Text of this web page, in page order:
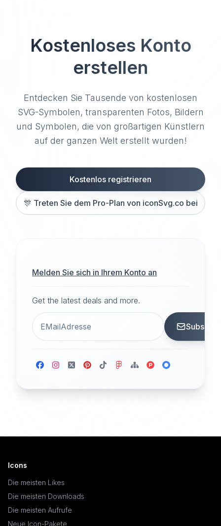
Kostenloses Konto
erstellen
Entdecken Sie Tausende von kostenlosen
SVG-Symbolen, transparenten Fotos, Bildern
und Symbolen, die von großartigen Künstlern
auf der ganzen Welt erstellt wurden!
Kostenlos registrieren
🎊 Treten Sie dem Pro-Plan von iconSvg.co bei
Melden Sie sich in Ihrem Konto an
Get the latest deals and more.
Icons
Die meisten Likes
Die meisten Downloads
Die meisten Aufrufe
Neue Icon-Pakete